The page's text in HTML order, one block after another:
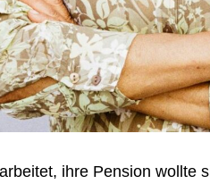
ihre Pension wollte